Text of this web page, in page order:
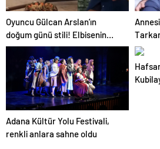
Oyuncu Gülcan Arslan’ın
doğum günü stili! Elbisenin
düğmelerini kapatmadı
Adana Kültür Yolu Festivali,
renkli anlara sahne oldu